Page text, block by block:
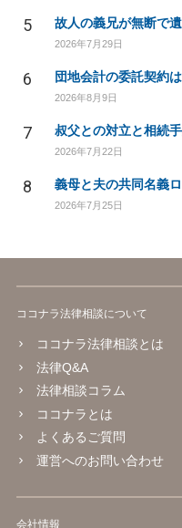
5 故人の義兄が無断で
2026年7月29日
6 団地会計の委託契約
2026年8月9日
7 叔父との対立と相続
2026年7月22日
8 義母と夫の共同名義
2026年7月25日
ココナラ法律相談について
ココナラ法律相談とは
法律Q&A
法律相談コラム
ココナラとは
よくあるご質問
運営へのお問い合わせ
会社情報